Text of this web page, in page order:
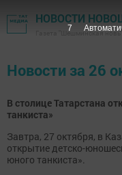
НОВОСТИ
Газета "Шешминская
Новости за 26
В столице Татарстана
танкиста»
Завтра, 27 октября, в
открытие детско-
юного танкиста».
7